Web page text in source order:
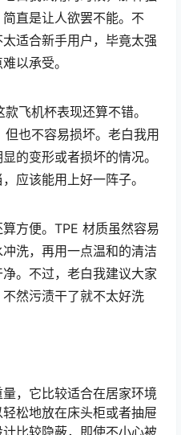
直是让人欲罢不能。不
适合新手用户，毕竟太强
以承受。
飞机杯表现还算不错。
也不容易损坏。老白我用
的变形或者损坏的情况。
应该能用上好一阵子。
方便。TPE 材质虽然容易
洗，再用一点温和的清洁
。不过，老白我建议大家
然污渍干了就不太好洗
，它比较适合在居家环境
松地放在床头柜或者抽屉
比较隐蔽，即使不小心被